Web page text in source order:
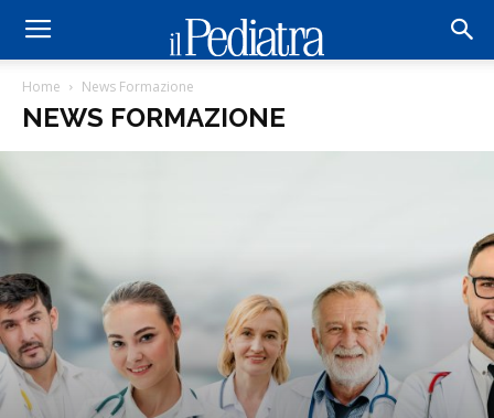
Home News Formazione
NEWS FORMAZIONE